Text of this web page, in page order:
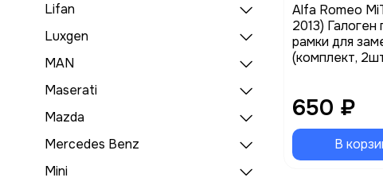
Alfa Romeo
2013)
рамки для
(комплект,
650 ₽
В
Lifan
Luxgen
MAN
Maserati
Mazda
Mercedes Benz
Mini